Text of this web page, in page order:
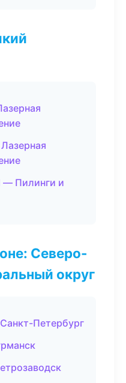
— Пилинги и
Северо-
округ
Петербург